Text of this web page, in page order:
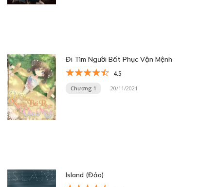
Đi Tìm Người Bất Phục Vận Mệnh
4.5
Chương 1 20/11/2021
Island (Đảo)